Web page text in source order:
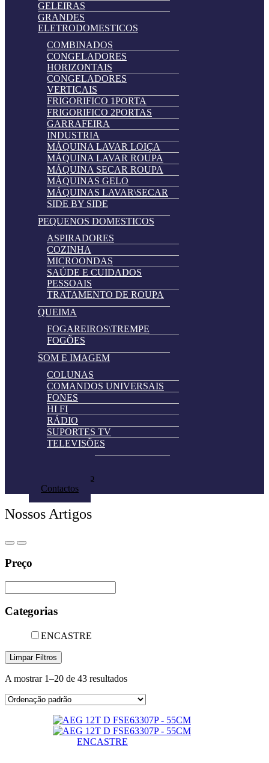
GELEIRAS
GRANDES
ELETRODOMESTICOS
COMBINADOS
CONGELADORES
HORIZONTAIS
CONGELADORES
VERTICAIS
FRIGORIFICO 1PORTA
FRIGORIFICO 2PORTAS
GARRAFEIRA
INDUSTRIA
MÁQUINA LAVAR LOIÇA
MÁQUINA LAVAR ROUPA
MÁQUINA SECAR ROUPA
MÁQUINAS GELO
MÁQUINAS LAVAR\SECAR
SIDE BY SIDE
PEQUENOS DOMESTICOS
ASPIRADORES
COZINHA
MICROONDAS
SAÚDE E CUIDADOS
PESSOAIS
TRATAMENTO DE ROUPA
QUEIMA
FOGAREIROS\TREMPE
FOGÕES
SOM E IMAGEM
COLUNAS
COMANDOS UNIVERSAIS
FONES
HI FI
RÁDIO
SUPORTES TV
TELEVISÕES
in
Menu
-
Au
https://atakanau.blogspot.com/2021/01/automatic-
menu-
plugin.html
|
Active
Hello
(hello-
elementor)
Pedir Cotação
Contactos
Nossos Artigos
Preço
Categorias
ENCASTRE
Limpar Filtros
A mostrar 1–20 de 43 resultados
ENCASTRE